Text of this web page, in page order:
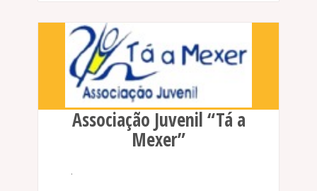
Associação Juvenil “Tá a
Mexer”
.